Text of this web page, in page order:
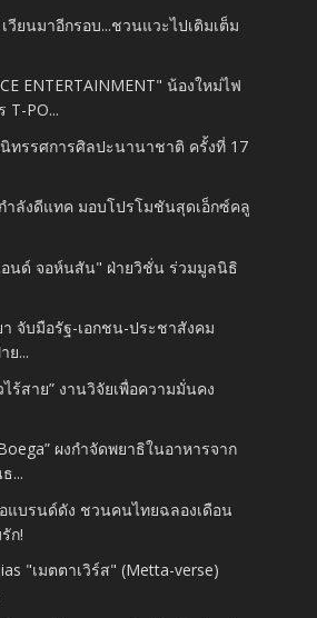
เวียนมาอีกรอบ...ชวนแวะไปเติมเต็ม
ENTERTAINMENT" น้องใหม่ไฟ
T-PO...
ทรรศการศิลปะนานาชาติ ครั้งที่ 17
ำลังดีแทค มอบโปรโมชันสุดเอ็กซ์คลู
นด์ จอห์นสัน" ฝ่ายวิชั่น ร่วมมูลนิธิ
จับมือรัฐ-เอกชน-ประชาสังคม
ย...
ไร้สาย” งานวิจัยเพื่อความมั่นคง
ผงกำจัดพยาธิในอาหารจาก
...
แบรนด์ดัง ชวนคนไทยฉลองเดือน
ก!
"เมตตาเวิร์ส" (Metta-verse)